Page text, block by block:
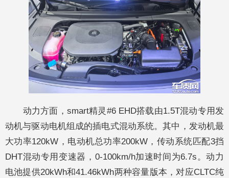
动力方面，smart精灵#6 EHD搭载由1.5T混动专用发
动机与驱动电机组成的插电式混动系统。其中，发动机最
大功率120kW，电动机总功率200kW，传动系统匹配3挡
DHT混动专用变速器，0-100km/h加速时间为6.7s。动力
电池提供20kWh和41.46kWh两种容量版本，对应CLTC纯